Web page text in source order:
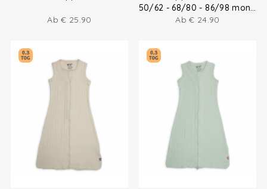
Ab€ 25.90
50/62 - 68/80 - 86/98 months
Ab€ 24.90